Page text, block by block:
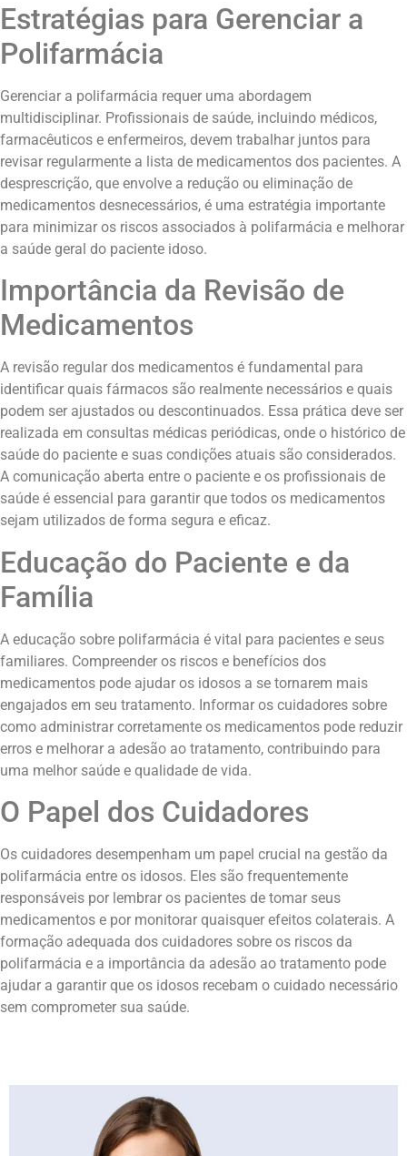
Estratégias para Gerenciar a
Polifarmácia
Gerenciar a polifarmácia requer uma abordagem
multidisciplinar. Profissionais de saúde, incluindo médicos,
farmacêuticos e enfermeiros, devem trabalhar juntos para
revisar regularmente a lista de medicamentos dos pacientes. A
desprescrição, que envolve a redução ou eliminação de
medicamentos desnecessários, é uma estratégia importante
para minimizar os riscos associados à polifarmácia e melhorar
a saúde geral do paciente idoso.
Importância da Revisão de
Medicamentos
A revisão regular dos medicamentos é fundamental para
identificar quais fármacos são realmente necessários e quais
podem ser ajustados ou descontinuados. Essa prática deve ser
realizada em consultas médicas periódicas, onde o histórico de
saúde do paciente e suas condições atuais são considerados.
A comunicação aberta entre o paciente e os profissionais de
saúde é essencial para garantir que todos os medicamentos
sejam utilizados de forma segura e eficaz.
Educação do Paciente e da
Família
A educação sobre polifarmácia é vital para pacientes e seus
familiares. Compreender os riscos e benefícios dos
medicamentos pode ajudar os idosos a se tornarem mais
engajados em seu tratamento. Informar os cuidadores sobre
como administrar corretamente os medicamentos pode reduzir
erros e melhorar a adesão ao tratamento, contribuindo para
uma melhor saúde e qualidade de vida.
O Papel dos Cuidadores
Os cuidadores desempenham um papel crucial na gestão da
polifarmácia entre os idosos. Eles são frequentemente
responsáveis por lembrar os pacientes de tomar seus
medicamentos e por monitorar quaisquer efeitos colaterais. A
formação adequada dos cuidadores sobre os riscos da
polifarmácia e a importância da adesão ao tratamento pode
ajudar a garantir que os idosos recebam o cuidado necessário
sem comprometer sua saúde.